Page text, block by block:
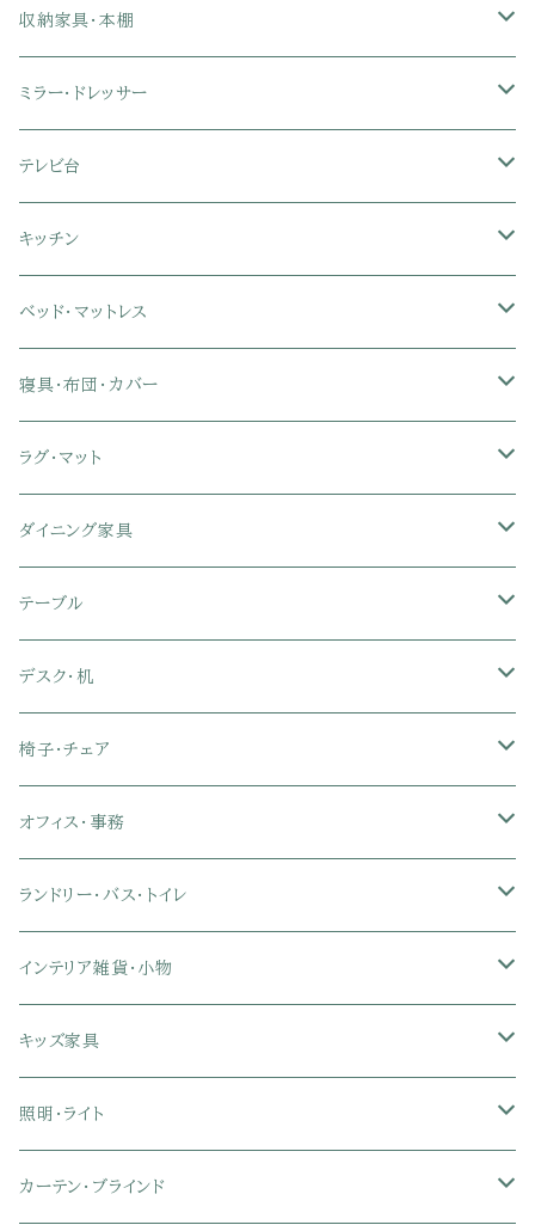
2人掛けソファ
3人掛けソファ
フロアソファ・ローソファ
ソファベッド
カウチソファ・コーナーソファ
リクライニングソファ
スツール・オットマン
クッションソファ
革・レザー・合皮ソファ
布張り・ファブリックソファ
ソファカバー
1人掛け座椅子
2人掛け座椅子
リクライニング座椅子
肘付き座椅子
座椅子カバー
ポケットコイル座椅子
収納家具・本棚
カラーボックス
本棚・書棚
衣類・タンス・チェスト
ハンガーラック
ラック・シェルフ
スチールラック・メタルラック
衣装ケース・壁面収納・ワードローブ
キャビネット・サイドボード
ランドリー・トイレ収納
玄関収納
突っ張り棚・突っ張りラック
ミラー・ドレッサー
ドレッサー・鏡台
ミラー・スタンドミラー
テレビ台
壁面収納・ハイタイプテレビ台
ミドルタイプテレビ台
ロータイプテレビ台
コーナーテレビ台
伸縮テレビ台
テレビスタンド
サイドチェスト
幅90cm以下テレビ台
幅91～120cmテレビ台
幅121～150cmテレビ台
幅151～180cmテレビ台
キッチン
食器棚・キッチンボード
レンジ台
キッチンワゴン
キッチンカウンター
キッチンラック・冷蔵庫ラック
隙間収納
キッチンマット
キッチン用品
キッチン家電
ベッド・マットレス
ローベッド
セミシングル
シングル
収納付きベッド
セミシングル
シングル
パネルベッド
セミシングル
シングル
すのこベッド
セミシングル
シングル
脚付きマットレス
セミシングル
シングル
パイプベッド
ロフトベッド
2段ベッド
折りたたみベッド
ソファベッド
マットレス
セミシングル
セミシングル
寝具・布団・カバー
掛け布団
敷き布団
布団セット
枕
タオルケット・ガーゼケット
ブランケット・毛布
布団カバー・敷きパッド
ひんやりマット（冷却マット）
こたつ布団
シングル
セミダブル
ラグ・マット
ラグ・カーペット
玄関マット
キッチンマット
フローリングマット
ジョイントマット
ダイニング家具
ダイニングテーブル
ダイニングチェア・ベンチ
ダイニングテーブルセット
2人用ダイニングテーブルセット
4人用ダイニングテーブルセット
6人用ダイニングテーブルセット
木製ダイニング
スチール脚ダイニング
テーブル
サイドテーブル
ウッドテーブル
センターテーブル
ガラステーブル
カウンターテーブル
伸縮式テーブル
デスク・机
パソコン・オフィスデスク
L字デスク
収納付きデスク
キーボードスライダー付きデスク
学習机
ツインデスク
デスクセット
椅子・チェア
ダイニングチェア・ベンチ
オフィスチェア
リクライニングチェア
ハイバックオフィスチェア
リビングチェア
スツール・オットマン
学習椅子
ファブリックチェア
オフィス・事務
オフィスチェア
オフィスデスク
オフィス収納
オフィス雑貨
オフィス家電
ランドリー・バス・トイレ
ランドリーラック
タオルハンガー
洗濯カゴ・ワゴン
物干しスタンド
インテリア雑貨・小物
タオル
食器・食器スタンド
キャニスター・ディスペンサー
キッズ家具
絵本ラック・本棚
ラック・ランドセルラック
照明・ライト
シーリングライト
カーテン・ブラインド